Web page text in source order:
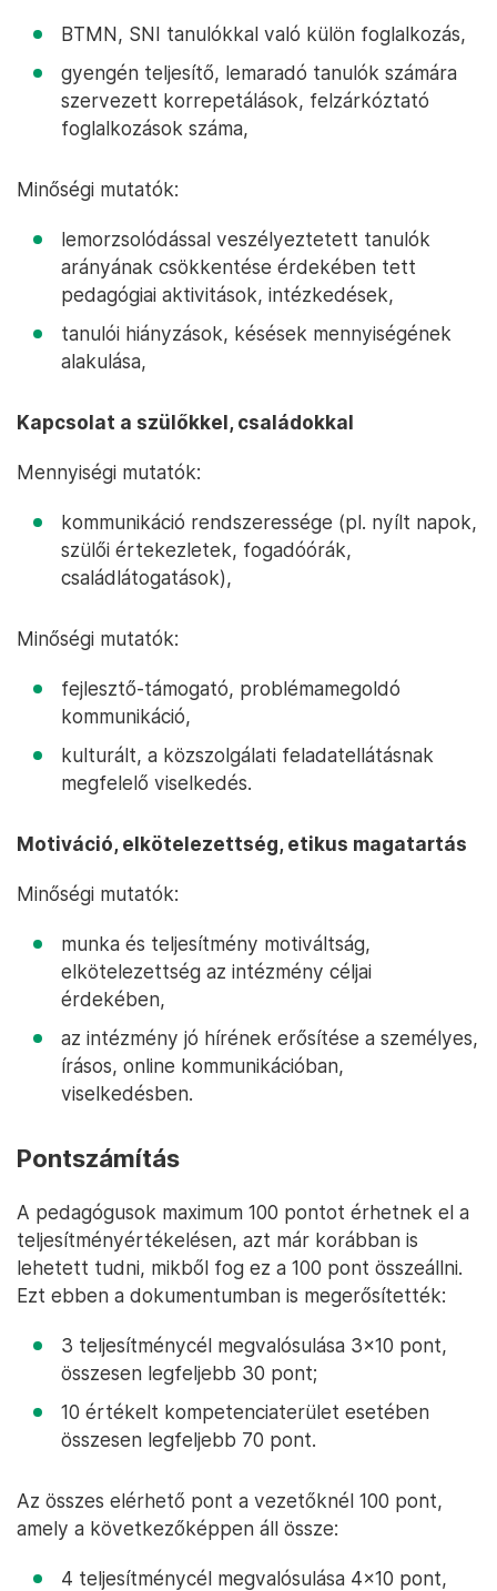
BTMN, SNI tanulókkal való külön foglalkozás,
gyengén teljesítő, lemaradó tanulók számára
szervezett korrepetálások, felzárkóztató
foglalkozások száma,
Minőségi mutatók:
lemorzsolódással veszélyeztetett tanulók
arányának csökkentése érdekében tett
pedagógiai aktivitások, intézkedések,
tanulói hiányzások, késések mennyiségének
alakulása,
Kapcsolat a szülőkkel, családokkal
Mennyiségi mutatók:
kommunikáció rendszeressége (pl. nyílt napok,
szülői értekezletek, fogadóórák,
családlátogatások),
Minőségi mutatók:
fejlesztő-támogató, problémamegoldó
kommunikáció,
kulturált, a közszolgálati feladatellátásnak
megfelelő viselkedés.
Motiváció, elkötelezettség, etikus magatartás
Minőségi mutatók:
munka és teljesítmény motiváltság,
elkötelezettség az intézmény céljai
érdekében,
az intézmény jó hírének erősítése a személyes,
írásos, online kommunikációban,
viselkedésben.
Pontszámítás
A pedagógusok maximum 100 pontot érhetnek el a
teljesítményértékelésen, azt már korábban is
lehetett tudni, mikből fog ez a 100 pont összeállni.
Ezt ebben a dokumentumban is megerősítették:
3 teljesítménycél megvalósulása 3x10 pont,
összesen legfeljebb 30 pont;
10 értékelt kompetenciaterület esetében
összesen legfeljebb 70 pont.
Az összes elérhető pont a vezetőknél 100 pont,
amely a következőképpen áll össze:
4 teljesítménycél megvalósulása 4x10 pont,